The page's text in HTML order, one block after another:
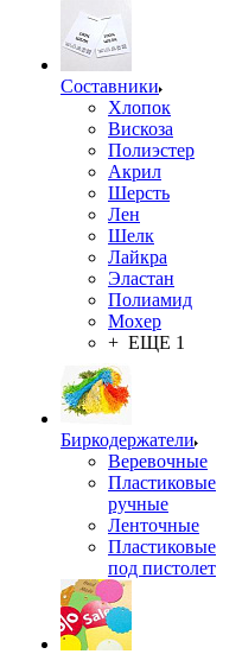
Составники
Хлопок
Вискоза
Полиэстер
Акрил
Шерсть
Лен
Шелк
Лайкра
Эластан
Полиамид
Мохер
+ ЕЩЕ 1
Биркодержатели
Веревочные
Пластиковые
ручные
Ленточные
Пластиковые
под пистолет